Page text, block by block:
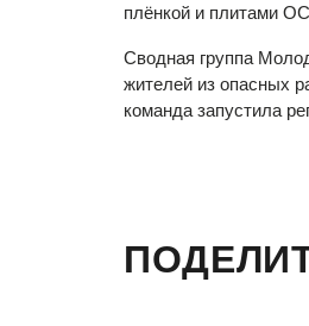
плёнкой и плитами
Сводная группа
жителей из опасных
команда запустила